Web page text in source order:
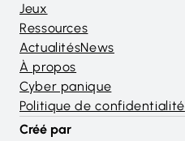
Jeux
Ressources
ActualitésNews
À propos
Cyber panique
Politique de confidentialité
Créé par